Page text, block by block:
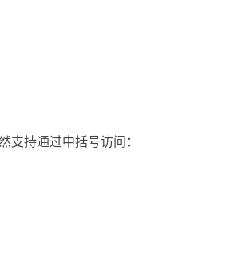
支持通过中括号访问：